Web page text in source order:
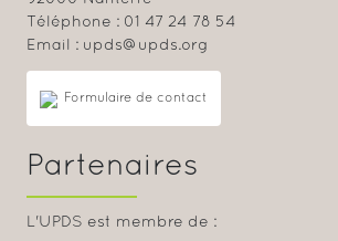
Téléphone : 01 47 24 78 54
Email : upds@upds.org
Formulaire de contact
Partenaires
L'UPDS est membre de :